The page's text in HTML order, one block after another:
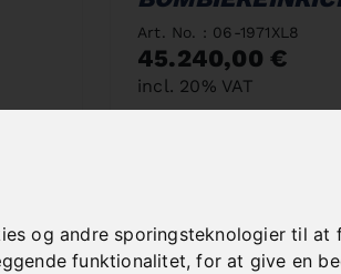
og andre sporingsteknologier til
funktionalitet,for at give en
Art. No. : 06-1971XL8
45.240,00 €
incl. 20% VAT